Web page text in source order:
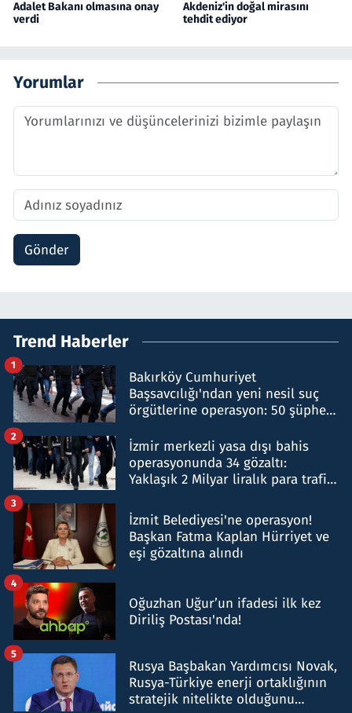
Adalet Bakanı olmasına onay
verdi
Akdeniz'in doğal mirasını
tehdit ediyor
Yorumlar
Gönder
Trend Haberler
Bakırköy Cumhuriyet
Başsavcılığı'ndan yeni nesil suç
örgütlerine operasyon: 50 şüpheli
1
İzmir merkezli yasa dışı bahis
operasyonunda 34 gözaltı:
Yaklaşık 2 Milyar liralık para trafiği
2
İzmit Belediyesi'ne operasyon!
Başkan Fatma Kaplan Hürriyet ve
eşi gözaltına alındı
3
Oğuzhan Uğur’un ifadesi ilk kez
Diriliş Postası'nda!
4
Rusya Başbakan Yardımcısı Novak,
Rusya-Türkiye enerji ortaklığının
stratejik nitelikte olduğunu
5